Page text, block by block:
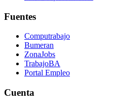
Fuentes
Computrabajo
Bumeran
ZonaJobs
TrabajoBA
Portal Empleo
Cuenta